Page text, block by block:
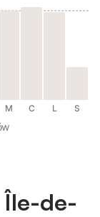
M C L S
Île-de-